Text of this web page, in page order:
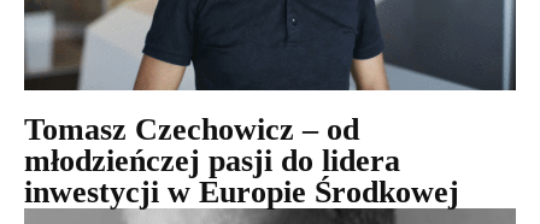
Tomasz Czechowicz – od
młodzieńczej pasji do lidera
inwestycji w Europie Środkowej